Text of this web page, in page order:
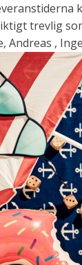
trevlig
Andreas ,